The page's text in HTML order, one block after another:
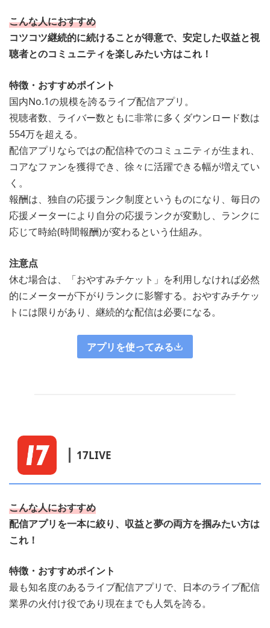
こんな人におすすめ
コツコツ継続的に続けることが得意で、安定した収益と視
聴者とのコミュニティを楽しみたい方はこれ！
特徴・おすすめポイント
国内No.1の規模を誇るライブ配信アプリ。
視聴者数、ライバー数ともに非常に多くダウンロード数は
554万を超える。
配信アプリならではの配信枠でのコミュニティが生まれ、
コアなファンを獲得でき、徐々に活躍できる幅が増えてい
く。
報酬は、独自の応援ランク制度というものになり、毎日の
応援メーターにより自分の応援ランクが変動し、ランクに
応じて時給(時間報酬)が変わるという仕組み。
注意点
休む場合は、「おやすみチケット」を利用しなければ必然
的にメーターが下がりランクに影響する。おやすみチケッ
トには限りがあり、継続的な配信は必要になる。
アプリを使ってみる
17LIVE
こんな人におすすめ
配信アプリを一本に絞り、収益と夢の両方を掴みたい方は
これ！
特徴・おすすめポイント
最も知名度のあるライブ配信アプリで、日本のライブ配信
業界の火付け役であり現在までも人気を誇る。